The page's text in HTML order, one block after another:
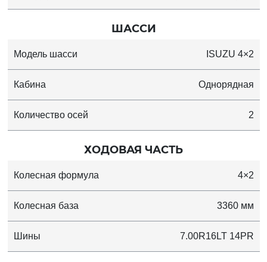
ШАССИ
Модель шасси ISUZU 4×2
Кабина Однорядная
Количество осей 2
ХОДОВАЯ ЧАСТЬ
Колесная формула 4×2
Колесная база 3360 мм
Шины 7.00R16LT 14PR